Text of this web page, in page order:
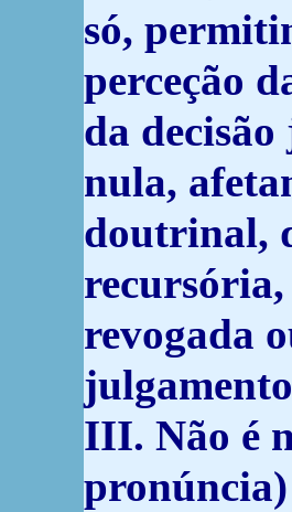
só,
perceção
da
nula,
doutrinal,
revogada
III. Não é
pronúncia)